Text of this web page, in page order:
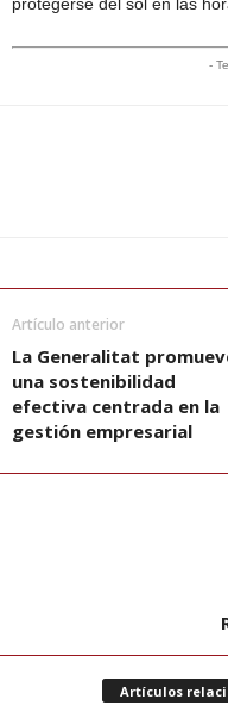
protegerse del sol en las
-
Artículo anterior
La Generalitat
una sostenibilidad
efectiva centrada en la
gestión empresarial
Artículos